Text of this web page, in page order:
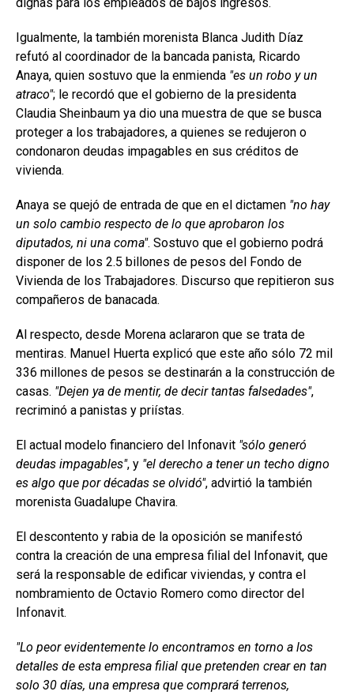
Igualmente, la también morenista Blanca Judith Díaz
refutó al coordinador de la bancada panista, Ricardo
Anaya, quien sostuvo que la enmienda es un robo y un
atraco ; le recordó que el gobierno de la presidenta
Claudia Sheinbaum ya dio una muestra de que se busca
proteger a los trabajadores, a quienes se redujeron o
condonaron deudas impagables en sus créditos de
vivienda.
Anaya se quejó de entrada de que en el dictamen no hay
un solo cambio respecto de lo que aprobaron los
diputados, ni una coma . Sostuvo que el gobierno podrá
disponer de los 2.5 billones de pesos del Fondo de
Vivienda de los Trabajadores. Discurso que repitieron sus
compañeros de banacada.
Al respecto, desde Morena aclararon que se trata de
mentiras. Manuel Huerta explicó que este año sólo 72 mil
336 millones de pesos se destinarán a la construcción de
casas. Dejen ya de mentir, de decir tantas falsedades ,
recriminó a panistas y priístas.
El actual modelo financiero del Infonavit sólo generó
deudas impagables , y el derecho a tener un techo digno
es algo que por décadas se olvidó , advirtió la también
morenista Guadalupe Chavira.
El descontento y rabia de la oposición se manifestó
contra la creación de una empresa filial del Infonavit, que
será la responsable de edificar viviendas, y contra el
nombramiento de Octavio Romero como director del
Infonavit.
Lo peor evidentemente lo encontramos en torno a los
detalles de esta empresa filial que pretenden crear en tan
solo 30 días, una empresa que comprará terrenos,